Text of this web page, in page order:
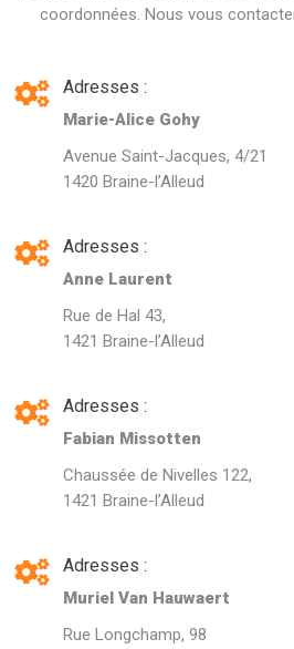
coordonnées. Nous vous
Adresses :
Marie-Alice Gohy
Avenue Saint-Jacques, 4/21
1420 Braine-l’Alleud
Adresses :
Anne Laurent
Rue de Hal 43,
1421 Braine-l’Alleud
Adresses :
Fabian Missotten
Chaussée de Nivelles 122,
1421 Braine-l’Alleud
Adresses :
Muriel Van Hauwaert
Rue Longchamp, 98